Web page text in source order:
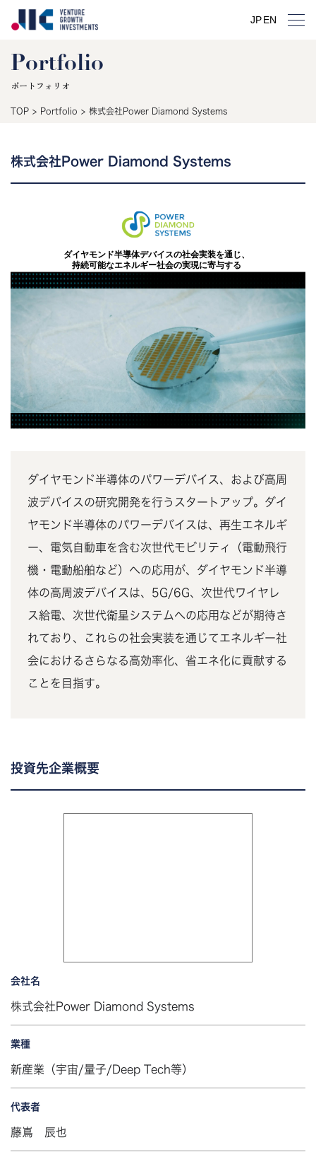
JPEN
Portfolio
ポートフォリオ
TOP > Portfolio > 株式会社Power Diamond Systems
株式会社Power Diamond Systems
ダイヤモンド半導体のパワーデバイス、および高周
波デバイスの研究開発を行うスタートアップ。ダイ
ヤモンド半導体のパワーデバイスは、再生エネルギ
ー、電気自動車を含む次世代モビリティ（電動飛行
機・電動船舶など）への応用が、ダイヤモンド半導
体の高周波デバイスは、5G/6G、次世代ワイヤレ
ス給電、次世代衛星システムへの応用などが期待さ
れており、これらの社会実装を通じてエネルギー社
会におけるさらなる高効率化、省エネ化に貢献する
ことを目指す。
投資先企業概要
会社名
株式会社Power Diamond Systems
業種
新産業（宇宙/量子/Deep Tech等）
代表者
藤嶌 辰也